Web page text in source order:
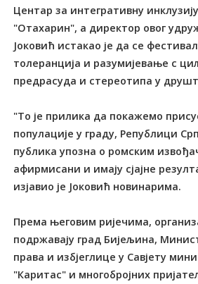
Центар за интегративну
"Отахарин", а директор овог
Јоковић истакао је да се
толеранција и разумијевање с
предрасуда и стереотипа у
"То је прилика да покажемо
популације у граду, Републици
публика упозна о ромским
афирмисани и имају сјајне
изјавио је Јоковић новинарима.
Према његовим ријечима,
подржавају град Бијељина,
права и избјеглице у Савјету
"Каритас" и многобројних